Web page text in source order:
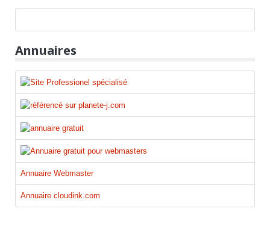
Annuaires
Annuaire Webmaster
Annuaire cloudink.com